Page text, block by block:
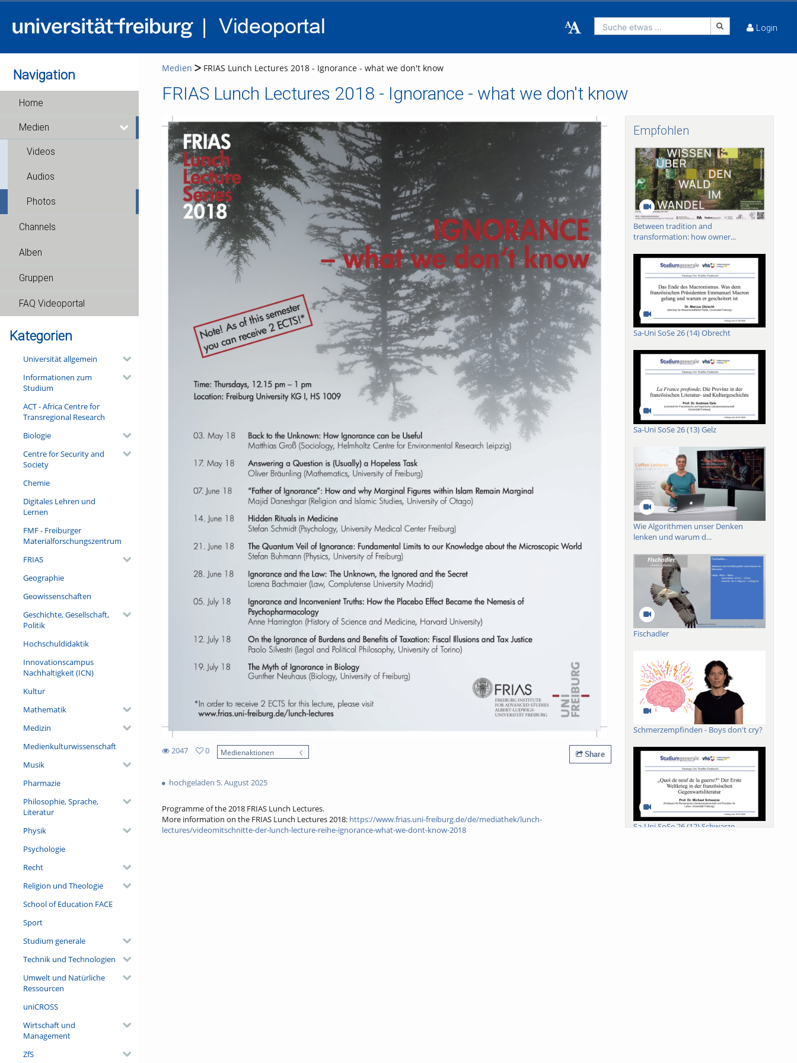
Suche etwas ... Login
Navigation
Home
Medien
Videos
Audios
Photos
Channels
Alben
Gruppen
FAQ Videoportal
Kategorien
Universität allgemein
Informationen zum
Studium
ACT - Africa Centre for
Transregional Research
Biologie
Centre for Security and
Society
Chemie
Digitales Lehren und
Lernen
FMF - Freiburger
Materialforschungszentrum
FRIAS
Geographie
Geowissenschaften
Geschichte, Gesellschaft,
Politik
Hochschuldidaktik
Innovationscampus
Nachhaltigkeit (ICN)
Kultur
Mathematik
Medizin
Medienkulturwissenschaft
Musik
Pharmazie
Philosophie, Sprache,
Literatur
Physik
Psychologie
Recht
Religion und Theologie
School of Education FACE
Sport
Studium generale
Technik und Technologien
Umwelt und Natürliche
Ressourcen
uniCROSS
Wirtschaft und
Management
ZfS
Medien FRIAS Lunch Lectures 2018 - Ignorance - what we don't know
FRIAS Lunch Lectures 2018 - Ignorance - what we don't know
2047
views
0
Medienaktionen Share
hochgeladen 5. August 2025
Programme of the 2018 FRIAS Lunch Lectures.
More information on the FRIAS Lunch Lectures 2018: https://www.frias.uni-freiburg.de/de/mediathek/lunch-
lectures/videomitschnitte-der-lunch-lecture-reihe-ignorance-what-we-dont-know-2018
Empfohlen
Between tradition and
transformation: how owner...
Sa-Uni SoSe 26 (14) Obrecht
Sa-Uni SoSe 26 (13) Gelz
Wie Algorithmen unser Denken
lenken und warum d...
Fischadler
Schmerzempfinden - Boys don't cry?
Sa-Uni SoSe 26 (12) Schwarze